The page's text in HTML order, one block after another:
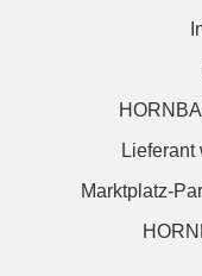
Marktplatz-